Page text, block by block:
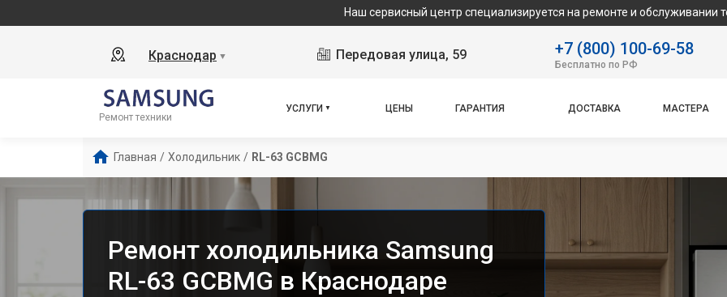
Наш сервисный центр специализируется на ремонте и обслуживании техники
Краснодар ▼ Передовая улица, 59 +7 (800) 100-69-58
Бесплатно по РФ
Ремонт техники
УСЛУГИ ЦЕНЫ ГАРАНТИЯ ДОСТАВКА МАСТЕРА
Главная / Холодильник / RL-63 GCBMG
Ремонт холодильника Samsung
RL-63 GCBMG в Краснодаре